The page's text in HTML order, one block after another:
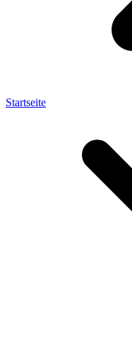
Startseite